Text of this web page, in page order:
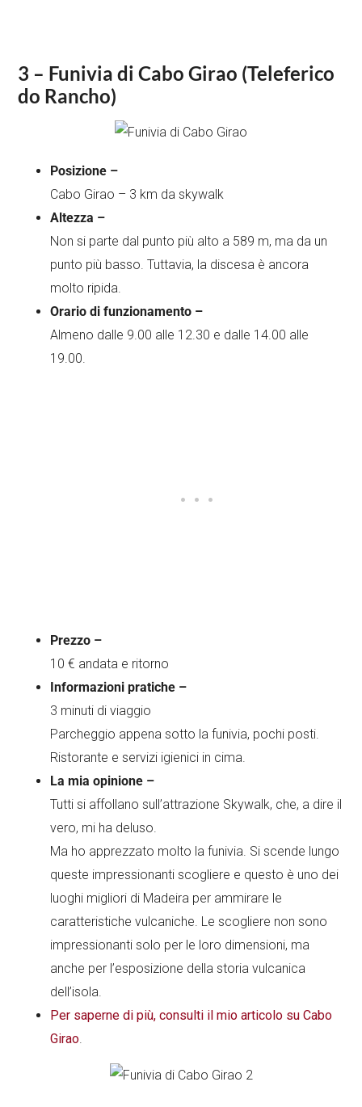
3 – Funivia di Cabo Girao (Teleferico
do Rancho)
Posizione –
Cabo Girao – 3 km da skywalk
Altezza –
Non si parte dal punto più alto a 589 m, ma da un
punto più basso. Tuttavia, la discesa è ancora
molto ripida.
Orario di funzionamento –
Almeno dalle 9.00 alle 12.30 e dalle 14.00 alle
19.00.
Prezzo –
10 € andata e ritorno
Informazioni pratiche –
3 minuti di viaggio
Parcheggio appena sotto la funivia, pochi posti.
Ristorante e servizi igienici in cima.
La mia opinione –
Tutti si affollano sull’attrazione Skywalk, che, a dire il
vero, mi ha deluso.
Ma ho apprezzato molto la funivia. Si scende lungo
queste impressionanti scogliere e questo è uno dei
luoghi migliori di Madeira per ammirare le
caratteristiche vulcaniche. Le scogliere non sono
impressionanti solo per le loro dimensioni, ma
anche per l’esposizione della storia vulcanica
dell’isola.
Per saperne di più, consulti il mio articolo su Cabo
Girao.